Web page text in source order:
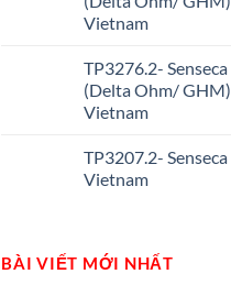
Vietnam
TP3276.2- Senseca
(Delta Ohm/ GHM)
Vietnam
TP3207.2- Senseca
Vietnam
BÀI VIẾT MỚI NHẤT